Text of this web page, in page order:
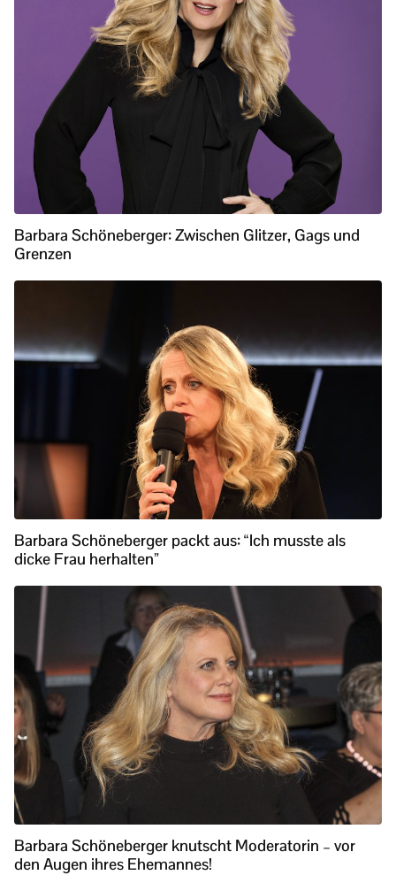
Barbara Schöneberger: Zwischen Glitzer, Gags und
Grenzen
Barbara Schöneberger packt aus: “Ich musste als
dicke Frau herhalten”
Barbara Schöneberger knutscht Moderatorin – vor
den Augen ihres Ehemannes!